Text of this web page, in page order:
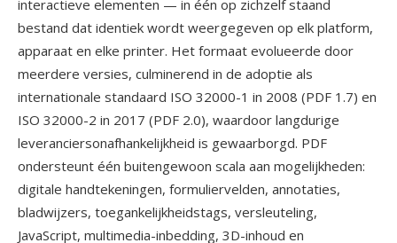
interactieve elementen — in één op zichzelf staand
bestand dat identiek wordt weergegeven op elk platform,
apparaat en elke printer. Het formaat evolueerde door
meerdere versies, culminerend in de adoptie als
internationale standaard ISO 32000-1 in 2008 (PDF 1.7) en
ISO 32000-2 in 2017 (PDF 2.0), waardoor langdurige
leveranciersonafhankelijkheid is gewaarborgd. PDF
ondersteunt één buitengewoon scala aan mogelijkheden:
digitale handtekeningen, formuliervelden, annotaties,
bladwijzers, toegankelijkheidstags, versleuteling,
JavaScript, multimedia-inbedding, 3D-inhoud en